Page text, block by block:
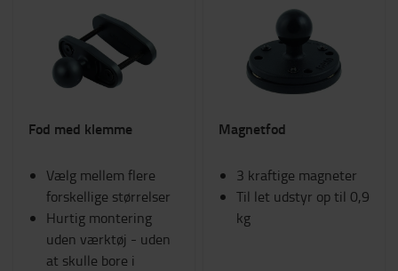
Fod med klemme
Vælg mellem flere
forskellige størrelser
Hurtig montering
uden værktøj - uden
at skulle bore i
Magnetfod
3 kraftige magneter
Til let udstyr op til 0,9
kg